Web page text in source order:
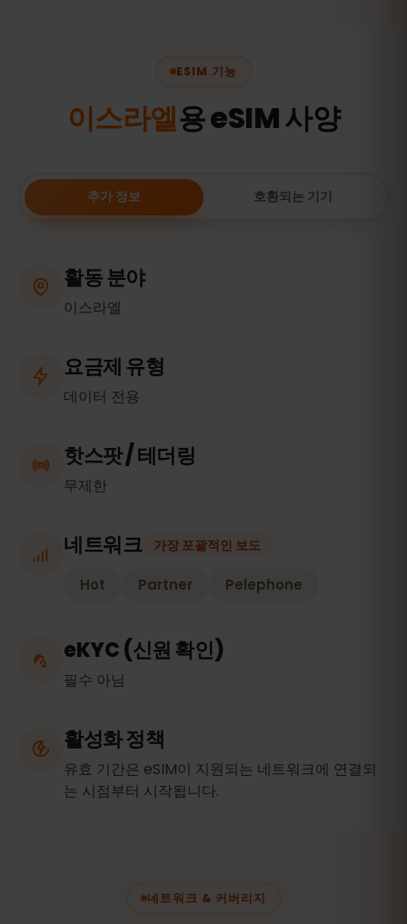
ESIM 기능
이스라엘용 eSIM 사양
추가 정보 호환되는 기기
활동 분야
이스라엘
요금제 유형
데이터 전용
핫스팟 / 테더링
무제한
네트워크 가장 포괄적인 보도
Hot Partner Pelephone
eKYC (신원 확인)
필수 아님
활성화 정책
유효 기간은 eSIM이 지원되는 네트워크에 연결되
는 시점부터 시작됩니다.
네트워크 & 커버리지